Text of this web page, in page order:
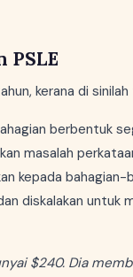
PSLE
kerana di
berbentuk
masalah
kepada bahagian-
diskalakan untuk
$240. Dia